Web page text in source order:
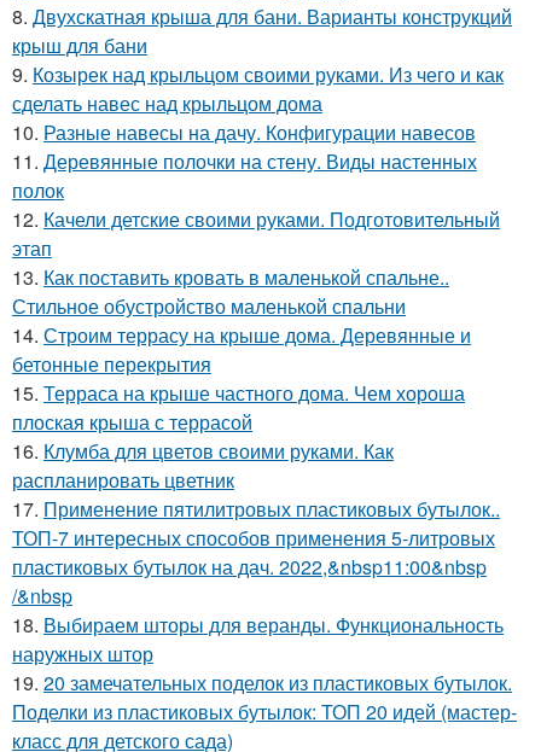
8. Двухскатная крыша для бани. Варианты конструкций
крыш для бани
9. Козырек над крыльцом своими руками. Из чего и как
сделать навес над крыльцом дома
10. Разные навесы на дачу. Конфигурации навесов
11. Деревянные полочки на стену. Виды настенных
полок
12. Качели детские своими руками. Подготовительный
этап
13. Как поставить кровать в маленькой спальне..
Стильное обустройство маленькой спальни
14. Строим террасу на крыше дома. Деревянные и
бетонные перекрытия
15. Терраса на крыше частного дома. Чем хороша
плоская крыша с террасой
16. Клумба для цветов своими руками. Как
распланировать цветник
17. Применение пятилитровых пластиковых бутылок..
ТОП-7 интересных способов применения 5-литровых
пластиковых бутылок на дач. 2022,&nbsp11:00&nbsp
/&nbsp
18. Выбираем шторы для веранды. Функциональность
наружных штор
19. 20 замечательных поделок из пластиковых бутылок.
Поделки из пластиковых бутылок: ТОП 20 идей (мастер-
класс для детского сада)